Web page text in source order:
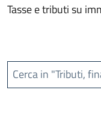
Tasse e tributi su
Cerca in "Tributi,